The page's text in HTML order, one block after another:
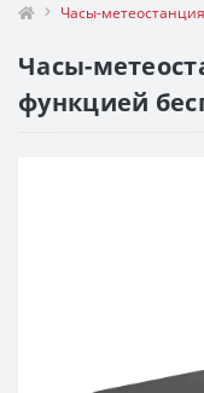
Часы-
Часы-
функцией